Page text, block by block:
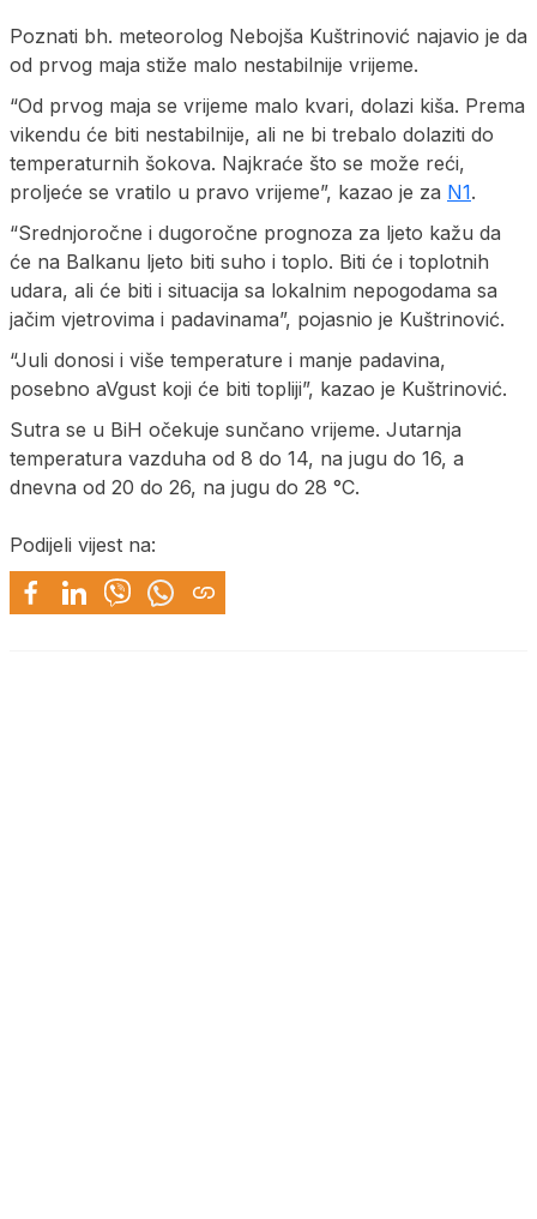
Poznati bh. meteorolog Nebojša Kuštrinović najavio je da
od prvog maja stiže malo nestabilnije vrijeme.
“Od prvog maja se vrijeme malo kvari, dolazi kiša. Prema
vikendu će biti nestabilnije, ali ne bi trebalo dolaziti do
temperaturnih šokova. Najkraće što se može reći,
proljeće se vratilo u pravo vrijeme”, kazao je za N1.
“Srednjoročne i dugoročne prognoza za ljeto kažu da
će na Balkanu ljeto biti suho i toplo. Biti će i toplotnih
udara, ali će biti i situacija sa lokalnim nepogodama sa
jačim vjetrovima i padavinama”, pojasnio je Kuštrinović.
“Juli donosi i više temperature i manje padavina,
posebno aVgust koji će biti topliji”, kazao je Kuštrinović.
Sutra se u BiH očekuje sunčano vrijeme. Jutarnja
temperatura vazduha od 8 do 14, na jugu do 16, a
dnevna od 20 do 26, na jugu do 28 °C.
Podijeli vijest na: